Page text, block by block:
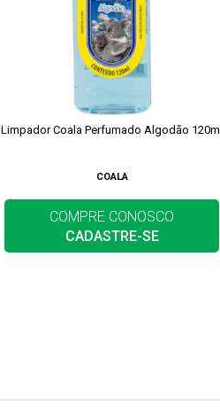
Limpador Coala Perfumado Algodão 120ml
COALA
COMPRE CONOSCO
CADASTRE-SE